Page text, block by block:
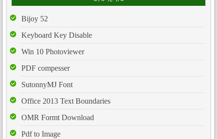
Bijoy 52
Keyboard Key Disable
Win 10 Photoviewer
PDF compesser
SutonnyMJ Font
Office 2013 Text Boundaries
OMR Formt Download
Pdf to Image